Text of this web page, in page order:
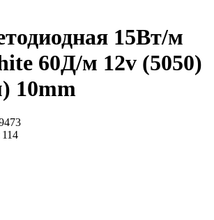
15Вт/м
60Д/м 12v (5050)
10mm